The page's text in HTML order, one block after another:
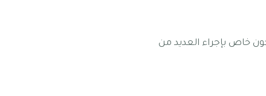
خاص بإجراء العديد من